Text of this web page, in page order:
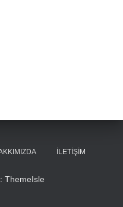
İLETIŞIM
ThemeIsle